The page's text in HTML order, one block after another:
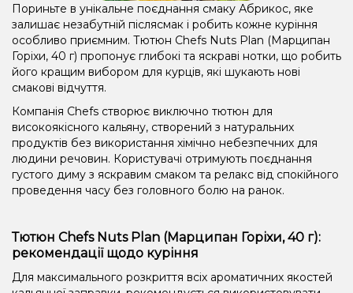
Пориньте в унікальне поєднання смаку Абрикос, яке
залишає незабутній післясмак і робить кожне куріння
особливо приємним. Тютюн Chefs Nuts Plan (Марципан
Горіхи, 40 г) пропонує глибокі та яскраві нотки, що робить
його кращим вибором для курців, які шукають нові
смакові відчуття.
Компанія Chefs створює виключно тютюн для
високоякісного кальяну, створений з натуральних
продуктів без використання хімічно небезпечних для
людини речовин. Користувачі отримують поєднання
густого диму з яскравим смаком та релакс від спокійного
проведення часу без головного болю на ранок.
Тютюн Chefs Nuts Plan (Марципан Горіхи, 40 г):
рекомендації щодо куріння
Для максимального розкриття всіх ароматичних якостей